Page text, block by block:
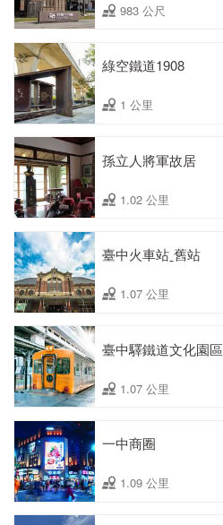
983 公尺
綠空鐵道1908
1 公里
孫立人將軍故居
1.02 公里
臺中火車站ˍ舊站
1.07 公里
臺中驛鐵道文化園區
1.07 公里
一中商圈
1.09 公里